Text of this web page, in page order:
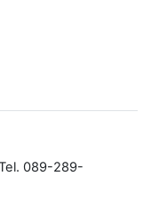
089-289-